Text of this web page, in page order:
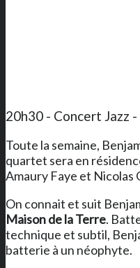
20h30 - Concert Jazz
Toute la semaine,
quartet sera en
Amaury Faye et Nicolas
On connait et suit
Maison de la Terre.
technique et subtil,
batterie à un néophyte.